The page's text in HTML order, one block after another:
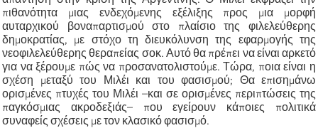
πιθανότητα μιας ενδεχόμενης εξέλιξης προς μια μορφή
αυταρχικού βοναπαρτισμού στο πλαίσιο της φιλελεύθερης
δημοκρατίας, με στόχο τη διευκόλυνση της εφαρμογής της
νεοφιλελεύθερης θεραπείας σοκ. Αυτό θα πρέπει να είναι αρκετό
για να ξέρουμε πώς να προσανατολιστούμε. Τώρα, ποια είναι η
σχέση μεταξύ του Μιλέι και του φασισμού; Θα επισημάνω
ορισμένες πτυχές του Μιλέι –και σε ορισμένες περιπτώσεις της
παγκόσμιας ακροδεξιάς– που εγείρουν κάποιες πολιτικά
συναφείς σχέσεις με τον κλασικό φασισμό.